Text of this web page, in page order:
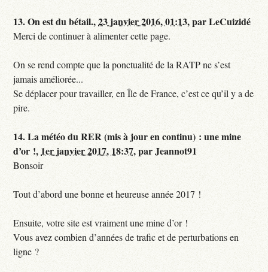
13.On est du bétail.,23 janvier 2016, 01:13,parLeCuizidé
Merci de continuer à alimenter cette page.
On se rend compte que la ponctualité de la RATP ne s’est
jamais améliorée...
Se déplacer pour travailler, en Île de France, c’est ce qu’il y a de
pire.
14.La météo du RER (mis à jour en continu) : une mine
d’or !, 1er janvier 2017, 18:37,parJeannot91
Bonsoir
Tout d’abord une bonne et heureuse année 2017 !
Ensuite, votre site est vraiment une mine d’or !
Vous avez combien d’années de trafic et de perturbations en
ligne ?